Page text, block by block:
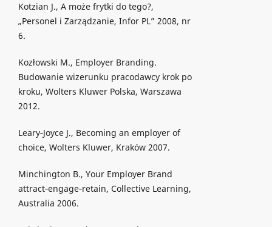
Kotzian J., A może frytki do tego?,
„Personel i Zarządzanie, Infor PL” 2008, nr
6.
Kozłowski M., Employer Branding.
Budowanie wizerunku pracodawcy krok po
kroku, Wolters Kluwer Polska, Warszawa
2012.
Leary‐Joyce J., Becoming an employer of
choice, Wolters Kluwer, Kraków 2007.
Minchington B., Your Employer Brand
attract‐engage‐retain, Collective Learning,
Australia 2006.